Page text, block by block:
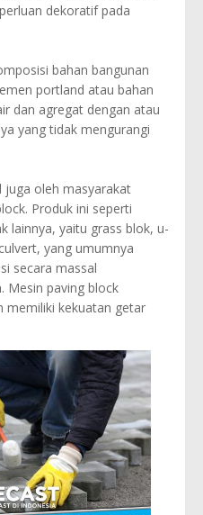
dekoratif pada
bahan bangunan
portland atau bahan
dan agregat dengan atau
yang tidak mengurangi
juga oleh masyarakat
Produk ini seperti
lainnya, yaitu grass blok, u-
yang umumnya
secara massal
Mesin paving block
memiliki kekuatan getar